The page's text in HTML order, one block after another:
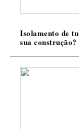
Isolamento de
sua construção?